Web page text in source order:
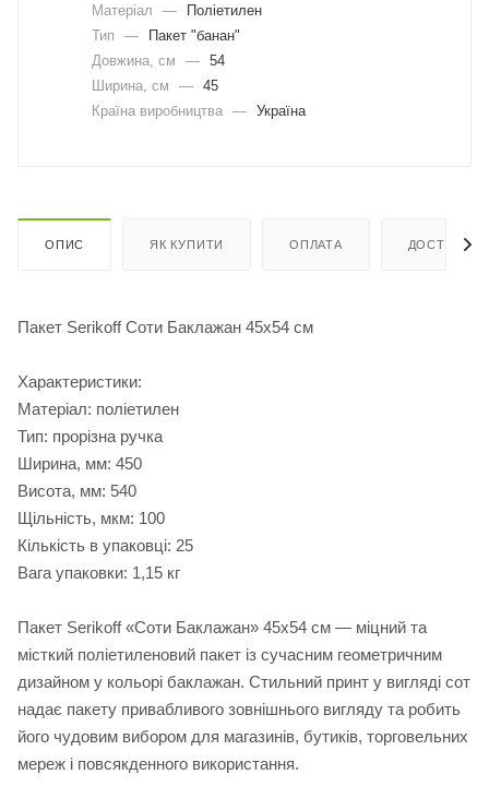
Матеріал
—
Поліетилен
Тип
—
Пакет "банан"
Довжина, cм
— 54
Ширина, cм
— 45
Країна виробництва — Україна
ОПИС ЯК КУПИТИ ОПЛАТА ДОСТАВКА
Пакет Serikoff Соти Баклажан 45х54 см
Характеристики:
Матеріал: поліетилен
Тип: прорізна ручка
Ширина, мм: 450
Висота, мм: 540
Щільність, мкм: 100
Кількість в упаковці: 25
Вага упаковки: 1,15 кг
Пакет Serikoff «Соти Баклажан» 45х54 см — міцний та
місткий поліетиленовий пакет із сучасним геометричним
дизайном у кольорі баклажан. Стильний принт у вигляді сот
надає пакету привабливого зовнішнього вигляду та робить
його чудовим вибором для магазинів, бутиків, торговельних
мереж і повсякденного використання.